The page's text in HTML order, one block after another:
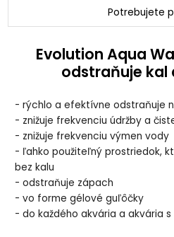
Potrebujete
Evolution Aqua
odstraňuje kal
- rýchlo a efektívne odstraňuje
- znižuje frekvenciu údržby a
- znižuje frekvenciu výmen vody
- ľahko použiteľný prostriedok,
bez kalu
- odstraňuje zápach
- vo forme gélové guľôčky
- do každého akvária a akvária